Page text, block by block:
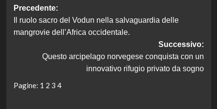
Navigazione
articolo
Precedente:
Il ruolo sacro del Vodun nella salvaguardia delle
mangrovie dell’Africa occidentale.
Successivo:
Questo arcipelago norvegese conquista con un
innovativo rifugio privato da sogno
Pagine: 1 2 3 4